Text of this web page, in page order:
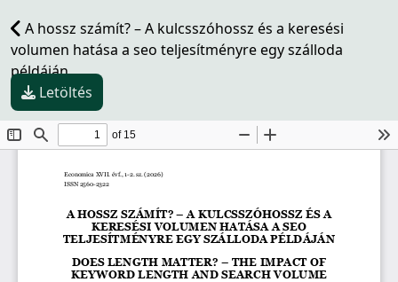
A hossz számít? – A kulcsszóhossz és a keresési
volumen hatása a seo teljesítményre egy szálloda
példáján
Letöltés